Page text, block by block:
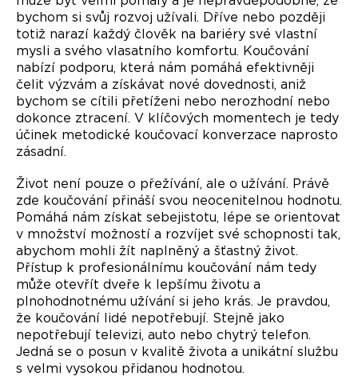
bychom si svůj rozvoj užívali. Dříve nebo později
totiž narazí každý člověk na bariéry své vlastní
mysli a svého vlasatního komfortu. Koučování
nabízí podporu, která nám pomáhá efektivněji
čelit výzvám a získávat nové dovednosti, aniž
bychom se cítili přetíženi nebo nerozhodní nebo
dokonce ztracení. V klíčových momentech je tedy
účinek metodické koučovací konverzace naprosto
zásadní.
Život není pouze o přežívání, ale o užívání. Právě
zde koučování přináší svou neocenitelnou hodnotu.
Pomáhá nám získat sebejistotu, lépe se orientovat
v množství možností a rozvíjet své schopnosti tak,
abychom mohli žít naplněný a šťastný život.
Přístup k profesionálnímu koučování nám tedy
může otevřít dveře k lepšímu životu a
plnohodnotnému užívání si jeho krás. Je pravdou,
že koučování lidé nepotřebují. Stejně jako
nepotřebují televizi, auto nebo chytrý telefon.
Jedná se o posun v kvalitě života a unikátní službu
s velmi vysokou přidanou hodnotou.